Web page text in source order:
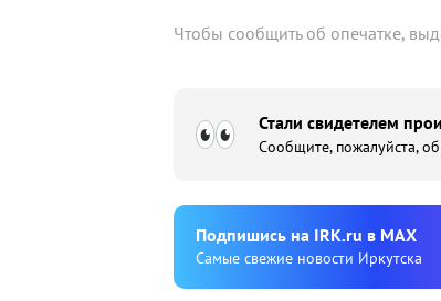
Чтобы сообщить об опечатке,
Стали свидетелем
Сообщите, пожалуйста,
Подпишиcь на IRK.ru в MAX
Cамые свежие новости Иркутска